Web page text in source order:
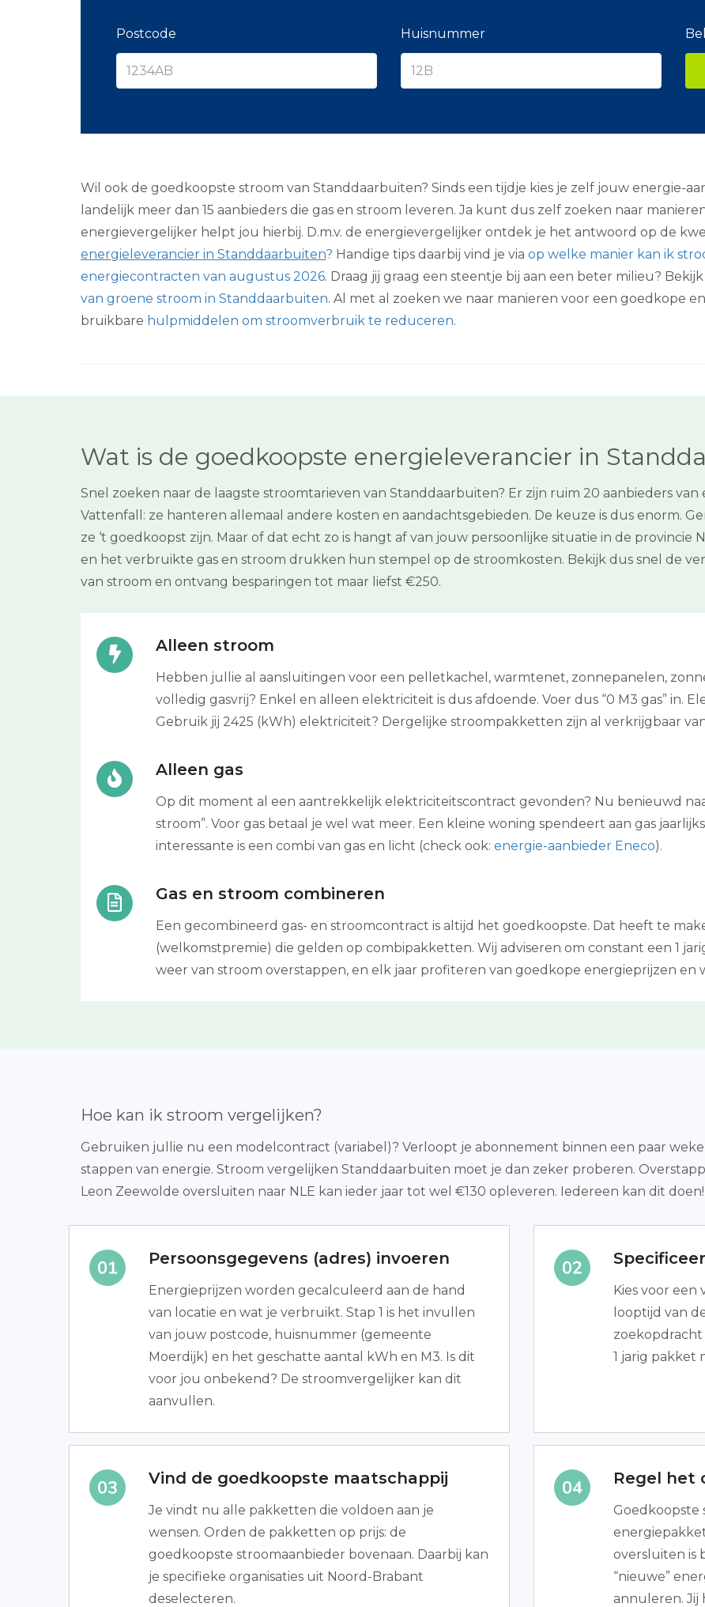
a
e
Postcode Huisnummer
Wil ook de goedkoopste stroom van Standdaarbuiten? Sinds een tijdje kies je zelf jouw energie-
landelijk meer dan 15 aanbieders die gas en stroom leveren. Ja kunt dus zelf zoeken naar
energievergelijker helpt jou hierbij. D.m.v. de energievergelijker ontdek je het antwoord op de
energieleverancier in Standdaarbuiten? Handige tips daarbij vind je via op welke manier kan ik
energiecontracten van augustus 2026. Draag jij graag een steentje bij aan een beter milieu?
van groene stroom in Standdaarbuiten. Al met al zoeken we naar manieren voor een goedkope
bruikbare hulpmiddelen om stroomverbruik te reduceren.
Wat is de goedkoopste energieleverancier in
Snel zoeken naar de laagste stroomtarieven van Standdaarbuiten? Er zijn ruim 20 aanbieders
Vattenfall: ze hanteren allemaal andere kosten en aandachtsgebieden. De keuze is dus enorm.
ze ‘t goedkoopst zijn. Maar of dat echt zo is hangt af van jouw persoonlijke situatie in de provincie
en het verbruikte gas en stroom drukken hun stempel op de stroomkosten. Bekijk dus snel de
van stroom en ontvang besparingen tot maar liefst €250.
Alleen stroom
Hebben jullie al aansluitingen voor een pelletkachel, warmtenet, zonnepanelen,
volledig gasvrij? Enkel en alleen elektriciteit is dus afdoende. Voer dus “0 M3 gas” in.
Gebruik jij 2425 (kWh) elektriciteit? Dergelijke stroompakketten zijn al verkrijgbaar
Alleen gas
Op dit moment al een aantrekkelijk elektriciteitscontract gevonden? Nu benieuwd
stroom”. Voor gas betaal je wel wat meer. Een kleine woning spendeert aan gas
interessante is een combi van gas en licht (check ook: energie-aanbieder Eneco).
Gas en stroom combineren
Een gecombineerd gas- en stroomcontract is altijd het goedkoopste. Dat heeft te
(welkomstpremie) die gelden op combipakketten. Wij adviseren om constant een 1
weer van stroom overstappen, en elk jaar profiteren van goedkope energieprijzen en
Hoe kan ik stroom vergelijken?
Gebruiken jullie nu een modelcontract (variabel)? Verloopt je abonnement binnen een paar
stappen van energie. Stroom vergelijken Standdaarbuiten moet je dan zeker proberen.
Leon Zeewolde oversluiten naar NLE kan ieder jaar tot wel €130 opleveren. Iedereen kan dit
Persoonsgegevens (adres) invoeren
Energieprijzen worden gecalculeerd aan de hand
van locatie en wat je verbruikt. Stap 1 is het invullen
van jouw postcode, huisnummer (gemeente
Moerdijk) en het geschatte aantal kWh en M3. Is dit
voor jou onbekend? De stroomvergelijker kan dit
aanvullen.
Kies voor een
looptijd van
zoekopdracht
1 jarig pakket
Vind de goedkoopste maatschappij
Je vindt nu alle pakketten die voldoen aan je
wensen. Orden de pakketten op prijs: de
goedkoopste stroomaanbieder bovenaan. Daarbij kan
je specifieke organisaties uit Noord-Brabant
deselecteren.
Regel het
oversluiten is
“nieuwe”
annuleren. Jij